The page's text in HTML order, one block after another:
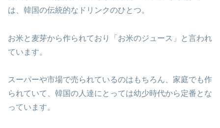
は、韓国の伝統的なドリンクのひとつ。
お米と麦芽から作られており「お米のジュース」と言われ
ています。
スーパーや市場で売られているのはもちろん、家庭でも作
られていて、韓国の人達にとっては幼少時代から定番とな
っています。